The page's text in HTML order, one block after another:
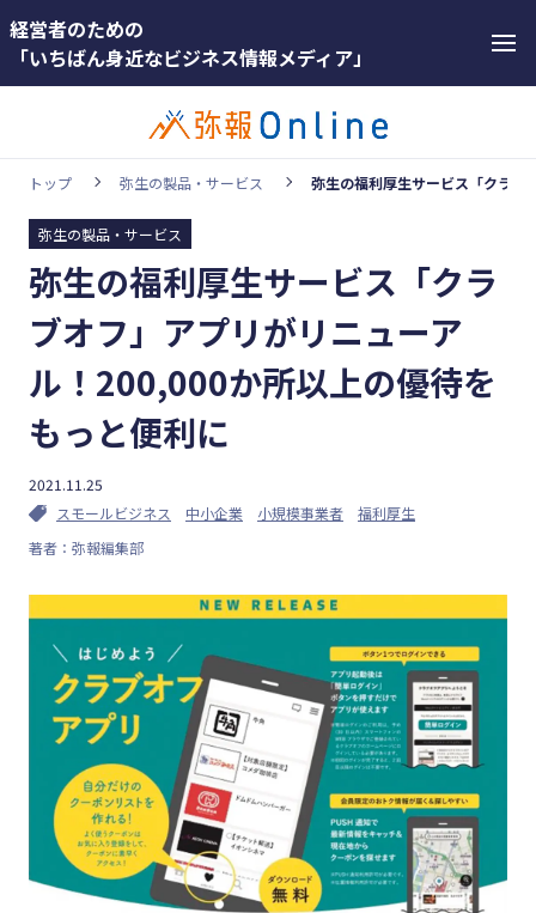
経営者のための
「いちばん身近なビジネス情報メディア」
カテゴリー
顧客獲得・売上アップ
人材（採用・育成・定着）
事業成長・経営力アップ
経営ノウハウ＆トレンド
弥生の製品・サービス
業務効率化
#インボイス
#インボイス制度
#電子帳簿保存法
#資金調達
#DX
#生産性向上
ホットワー
#インボ
イス
#インボ
#電子帳
簿保存法
#資金調
#生産性
#人材育
トップ 弥生の製品・サービス 弥生の福利厚生サービス「クラブ
弥生の製品・サービス
弥生の福利厚生サービス「クラ
ブオフ」アプリがリニューア
ル！200,000か所以上の優待を
もっと便利に
2021.11.25
スモールビジネス
中小企業 小規模事業者
福利厚生
著者：弥報編集部